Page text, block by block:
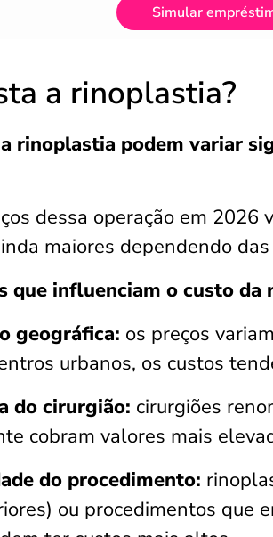
Simular
a rinoplastia?
rinoplastia podem variar
dessa operação em
maiores dependendo
que influenciam o custo da
geográfica: os preços
urbanos, os custos
do cirurgião: cirurgiões
cobram valores mais
do procedimento:
ou procedimentos que